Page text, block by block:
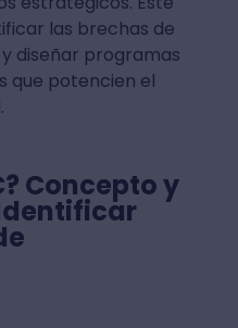
las brechas de
diseñar programas
que potencien el
Concepto y